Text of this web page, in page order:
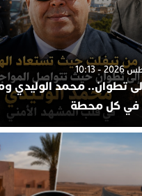
تطوان.. محمد الوليدي
في كل محطة